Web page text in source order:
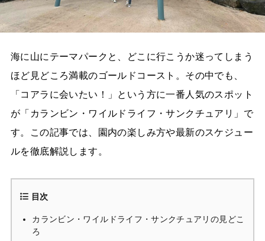
海に山にテーマパークと、どこに行こうか迷ってしまう
ほど見どころ満載のゴールドコースト。その中でも、
「コアラに会いたい！」という方に一番人気のスポット
が「カランビン・ワイルドライフ・サンクチュアリ」で
す。この記事では、園内の楽しみ方や最新のスケジュー
ルを徹底解説します。
目次
カランビン・ワイルドライフ・サンクチュアリの見どこ
ろ